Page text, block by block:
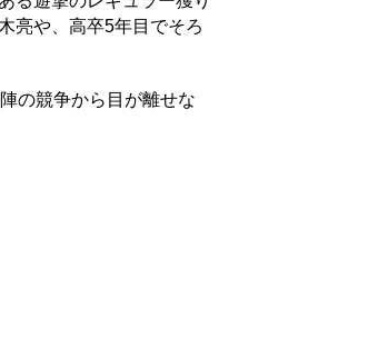
亮や、高卒5年目でそろ
の競争から目が離せな